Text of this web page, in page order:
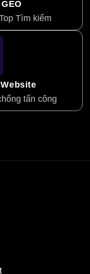
Tìm kiếm
tấn công